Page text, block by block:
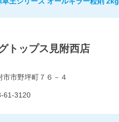
トップス見附西店
市市野坪町７６－４
61-3120